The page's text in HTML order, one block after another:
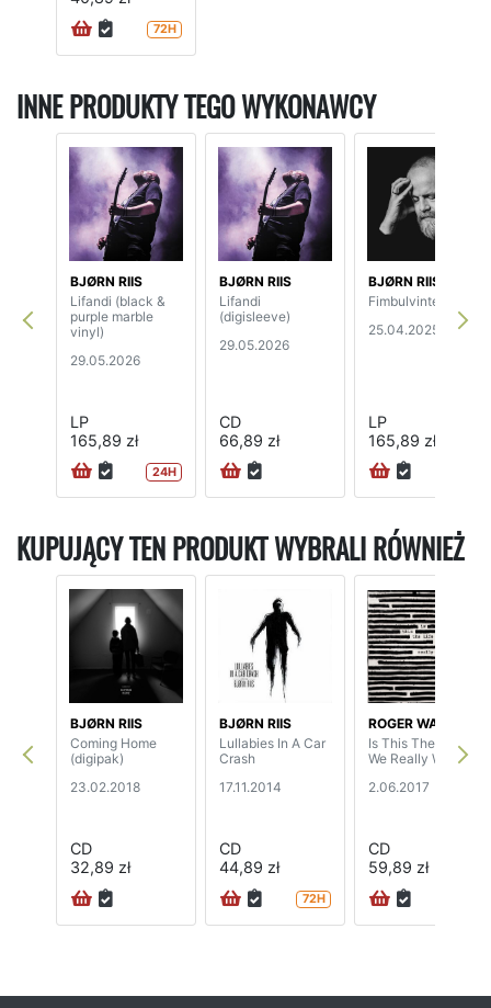
72H
INNE PRODUKTY TEGO WYKONAWCY
BJØRN RIIS
Lifandi (black &
purple marble
vinyl)
29.05.2026
LP
165,89 zł
24H
BJØRN RIIS
Lifandi
(digisleeve)
29.05.2026
CD
66,89 zł
BJØRN RIIS
Fimbulvinter
25.04.2025
LP
165,89 zł
KUPUJĄCY TEN PRODUKT WYBRALI RÓWNIEŻ
BJØRN RIIS
Coming Home
(digipak)
23.02.2018
CD
32,89 zł
BJØRN RIIS
Lullabies In A Car
Crash
17.11.2014
CD
44,89 zł
72H
ROGER WATERS
Is This The Life
We Really Want?
2.06.2017
CD
59,89 zł